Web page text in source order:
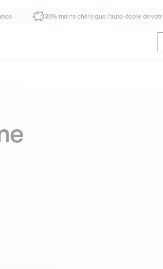
jeune sur 2 nous fait déjà confiance 30%